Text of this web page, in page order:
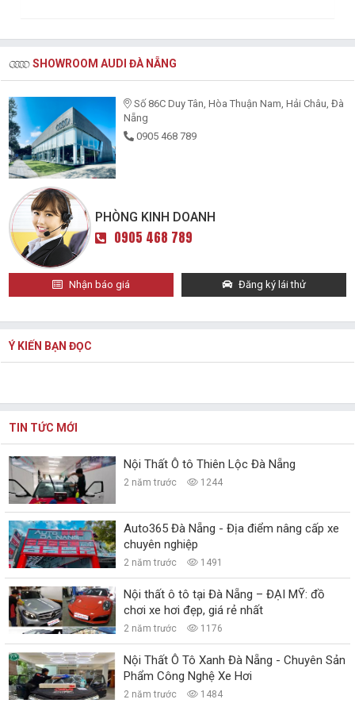
SHOWROOM AUDI ĐÀ NẴNG
Số 86C Duy Tân, Hòa Thuận Nam, Hải Châu, Đà
Nẵng
0905 468 789
PHÒNG KINH DOANH
0905 468 789
Nhận báo giá Đăng ký lái thử
Ý KIẾN BẠN ĐỌC
TIN TỨC MỚI
Nội Thất Ô tô Thiên Lộc Đà Nẵng
2 năm trước 1244
Auto365 Đà Nẵng - Địa điểm nâng cấp xe
chuyên nghiệp
2 năm trước 1491
Nội thất ô tô tại Đà Nẵng – ĐẠI MỸ: đồ
chơi xe hơi đẹp, giá rẻ nhất
2 năm trước 1176
Nội Thất Ô Tô Xanh Đà Nẵng - Chuyên Sản
Phẩm Công Nghệ Xe Hơi
2 năm trước 1484